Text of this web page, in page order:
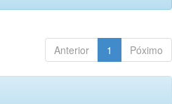
Anterior 1 Póximo